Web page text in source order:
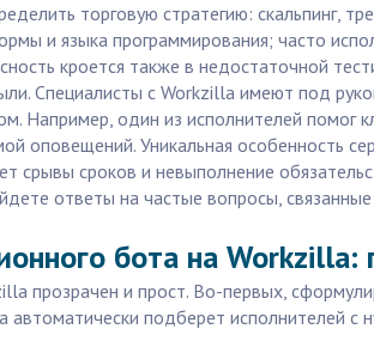
торговую стратегию: скальпинг,
и языка программирования; часто
кроется также в недостаточной
Специалисты с Workzilla имеют под
Например, один из исполнителей помог
оповещений. Уникальная особенность
срывы сроков и невыполнение
ответы на частые вопросы,
бота на
прозрачен и прост. Во-первых,
подберет исполнителей